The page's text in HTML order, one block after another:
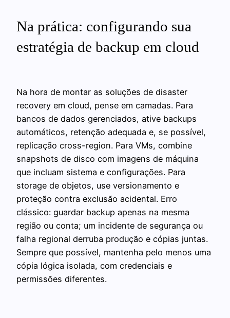
Na prática: configurando sua
estratégia de backup em cloud
Na hora de montar as soluções de disaster
recovery em cloud, pense em camadas. Para
bancos de dados gerenciados, ative backups
automáticos, retenção adequada e, se possível,
replicação cross-region. Para VMs, combine
snapshots de disco com imagens de máquina
que incluam sistema e configurações. Para
storage de objetos, use versionamento e
proteção contra exclusão acidental. Erro
clássico: guardar backup apenas na mesma
região ou conta; um incidente de segurança ou
falha regional derruba produção e cópias juntas.
Sempre que possível, mantenha pelo menos uma
cópia lógica isolada, com credenciais e
permissões diferentes.